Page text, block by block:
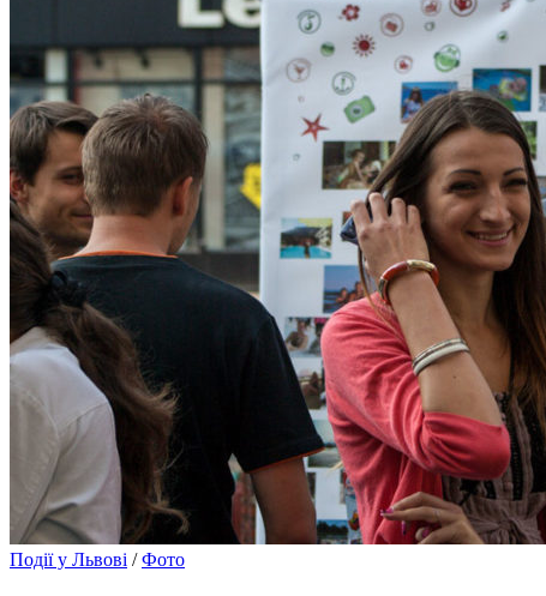
Події у Львові /Фото